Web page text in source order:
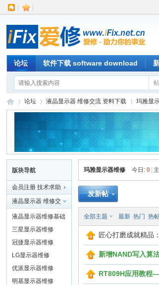
论坛 软件下载 software download
论坛 液晶显示器 维修交流 资料下载 玛雅显
版块导航
会员注册 技术求助
区 专业液晶维修 编
程器官方网站
液晶显示器 维修交
流 资料下载
液晶显示器维修基础
三星显示器维修
冠捷显示器维修
LG显示器维修
优派显示器维修
明基显示器维修
玛雅显示器维修 今日:0
发新帖
全部主题 最新 热门 热
匠心打磨成就精品
新增NAND写入算
RT809H应用教程